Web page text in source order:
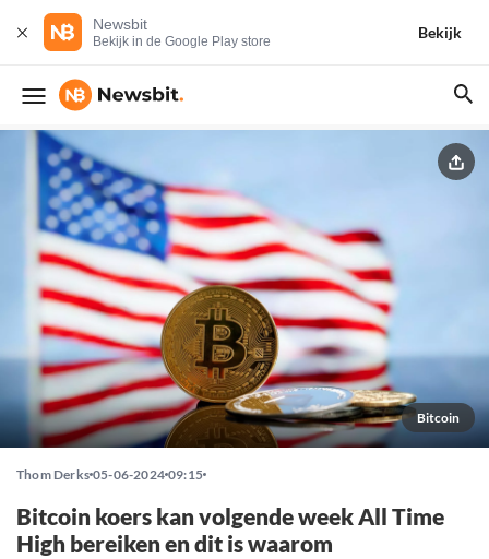
Newsbit
Bekijk in de Google Play store
Bekijk
Bitcoin
Thom Derks 05-06-2024 09:15
Bitcoin koers kan volgende week All Time
High bereiken en dit is waarom